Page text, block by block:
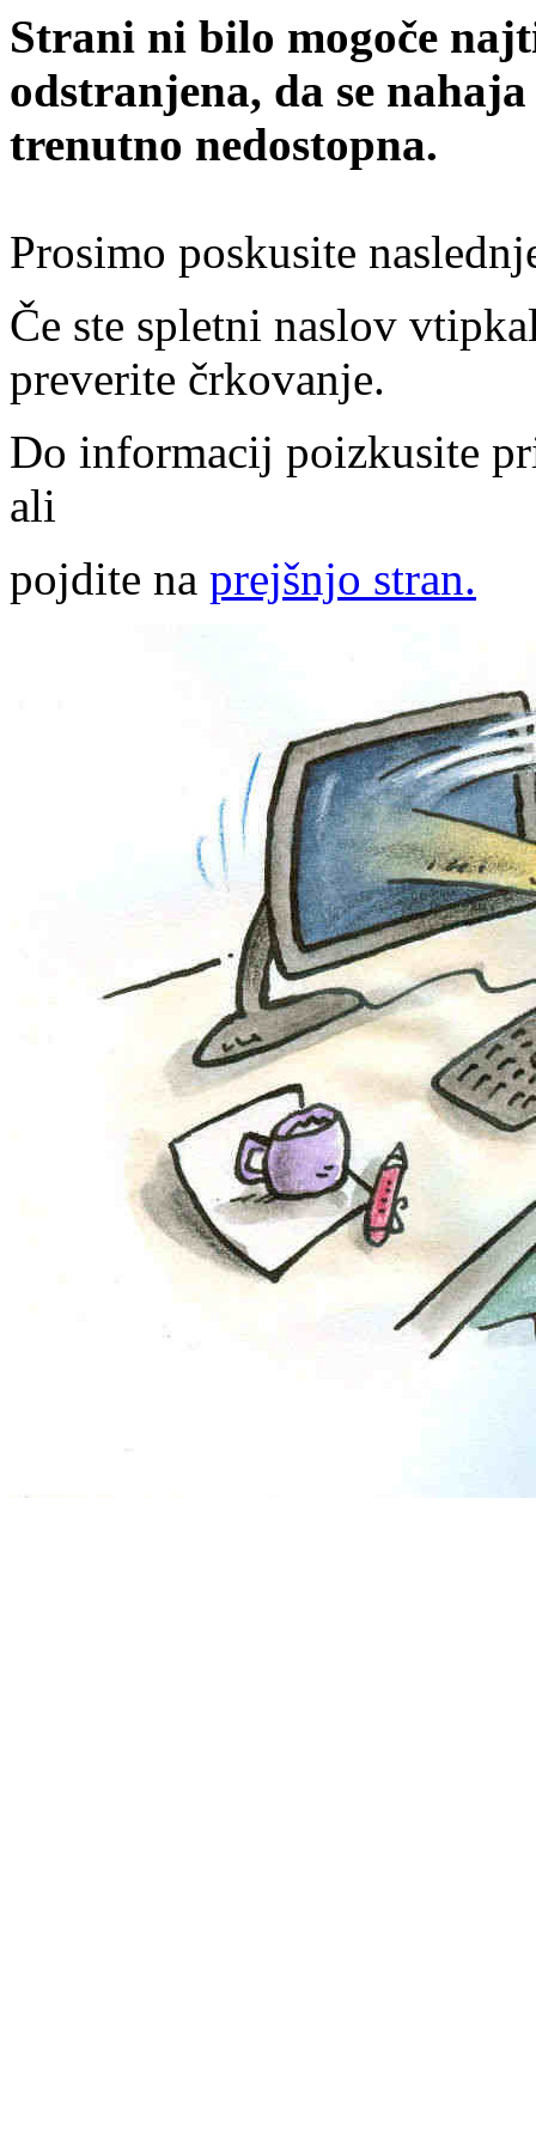
Strani ni bilo mogoče
odstranjena, da se
trenutno nedostopna.
Prosimo poskusite
Če ste spletni naslov
preverite črkovanje.
Do informacij poizkusite
ali
pojdite na prejšnjo stran.